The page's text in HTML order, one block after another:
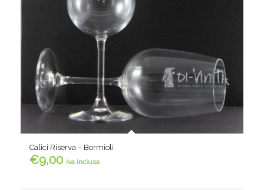
Calici Riserva – Bormioli
€9,00 iva inclusa